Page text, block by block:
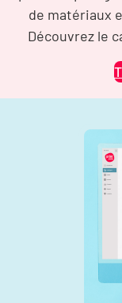
de matériaux
Découvrez le